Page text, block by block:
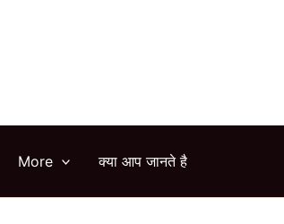
More क्या आप जानते है